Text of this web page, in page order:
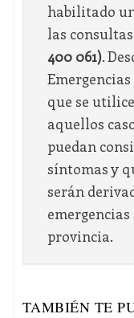
habilitado
las
400 061).
que se
aquellos
puedan
síntomas y
serán
provincia.
TAMBIÉN TE